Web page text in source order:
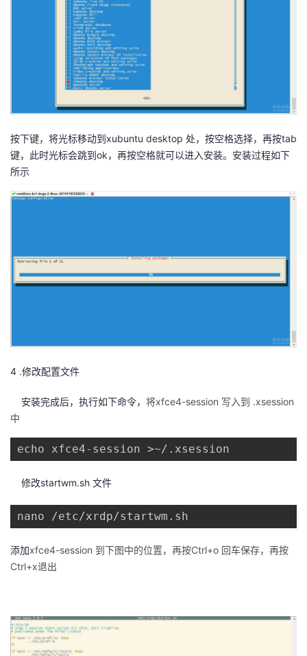
按下键，将光标移动到xubuntu desktop 处，按空格选择，再按tab
键，此时光标会跳到ok，再按空格就可以进入安装。安装过程如下
所示
4 .修改配置文件
安装完成后，执行如下命令， 将xfce4-session 写入到 .xsession
中
echo xfce4-session >~/.xsession
修改startwm.sh 文件
nano /etc/xrdp/startwm.sh
添加xfce4-session 到下图中的位置，再按Ctrl+o 回车保存，再按
Ctrl+x退出